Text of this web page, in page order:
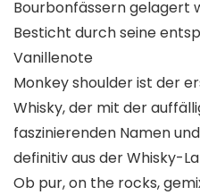
Bourbonfässern gelagert
Besticht durch seine
Vanillenote
Monkey shoulder ist der
Whisky, der mit der
faszinierenden Namen
definitiv aus der Whisky-
Ob pur, on the rocks,